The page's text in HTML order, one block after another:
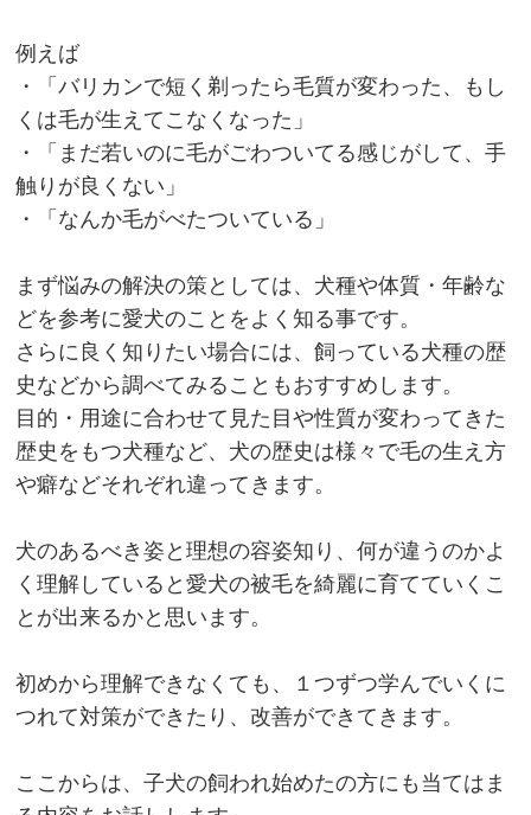
例えば
・「バリカンで短く剃ったら毛質が変わった、もし
くは毛が生えてこなくなった」
・「まだ若いのに毛がごわついてる感じがして、手
触りが良くない」
・「なんか毛がべたついている」
まず悩みの解決の策としては、犬種や体質・年齢な
どを参考に愛犬のことをよく知る事です。
さらに良く知りたい場合には、飼っている犬種の歴
史などから調べてみることもおすすめします。
目的・用途に合わせて見た目や性質が変わってきた
歴史をもつ犬種など、犬の歴史は様々で毛の生え方
や癖などそれぞれ違ってきます。
犬のあるべき姿と理想の容姿知り、何が違うのかよ
く理解していると愛犬の被毛を綺麗に育てていくこ
とが出来るかと思います。
初めから理解できなくても、１つずつ学んでいくに
つれて対策ができたり、改善ができてきます。
ここからは、子犬の飼われ始めたの方にも当てはま